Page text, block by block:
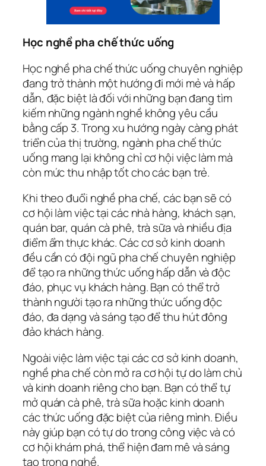
Học nghề pha chế thức uống
Học nghề pha chế thức uống chuyên nghiệp
đang trở thành một hướng đi mới mẻ và hấp
dẫn, đặc biệt là đối với những bạn đang tìm
kiếm những ngành nghề không yêu cầu
bằng cấp 3. Trong xu hướng ngày càng phát
triển của thị trường, ngành pha chế thức
uống mang lại không chỉ cơ hội việc làm mà
còn mức thu nhập tốt cho các bạn trẻ.
Khi theo đuổi nghề pha chế, các bạn sẽ có
cơ hội làm việc tại các nhà hàng, khách sạn,
quán bar, quán cà phê, trà sữa và nhiều địa
điểm ẩm thực khác. Các cơ sở kinh doanh
đều cần có đội ngũ pha chế chuyên nghiệp
để tạo ra những thức uống hấp dẫn và độc
đáo, phục vụ khách hàng. Bạn có thể trở
thành người tạo ra những thức uống độc
đáo, đa dạng và sáng tạo để thu hút đông
đảo khách hàng.
Ngoài việc làm việc tại các cơ sở kinh doanh,
nghề pha chế còn mở ra cơ hội tự do làm chủ
và kinh doanh riêng cho bạn. Bạn có thể tự
mở quán cà phê, trà sữa hoặc kinh doanh
các thức uống đặc biệt của riêng mình. Điều
này giúp bạn có tự do trong công việc và có
cơ hội khám phá, thể hiện đam mê và sáng
tạo trong nghề.